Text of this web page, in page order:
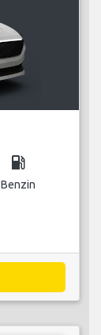
local_gas_station
Benzin